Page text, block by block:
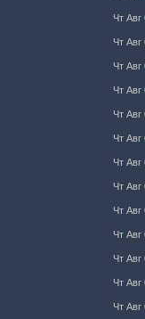
Чт Авг
Чт Авг
Чт Авг
Чт Авг
Чт Авг
Чт Авг
Чт Авг
Чт Авг
Чт Авг
Чт Авг
Чт Авг
Чт Авг
Чт Авг